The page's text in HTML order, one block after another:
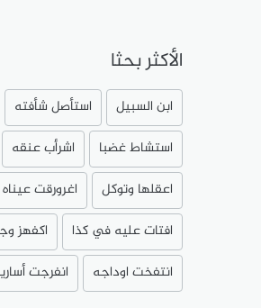
الأكثر بحثا
ابن السبيل
استأصل شأفته
استشاط غضبا
اشرأب عنقه
اعقلها وتوكل
اغرورقت عيناه
افتات عليه في كذا
اكفهز
انتفخت اوداجه
انفرجت